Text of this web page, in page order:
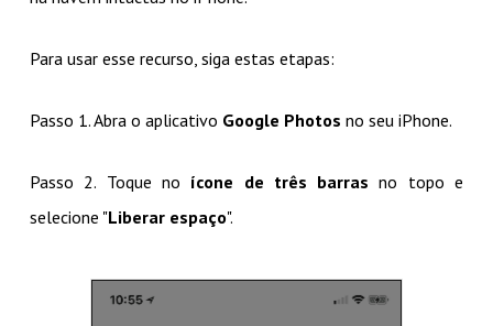
Para usar esse recurso, siga estas etapas:
Passo 1. Abra o aplicativo Google Photos no seu iPhone.
Passo 2. Toque no ícone de três barras no topo e
selecione "Liberar espaço".